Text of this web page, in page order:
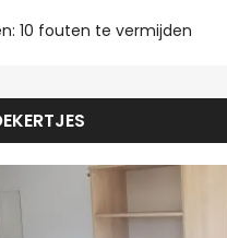
10 fouten te vermijden